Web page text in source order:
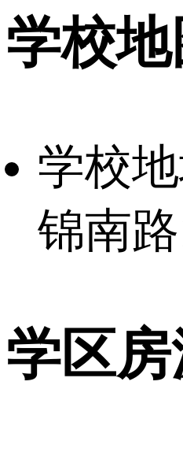
学校地
学校地
锦南
学区